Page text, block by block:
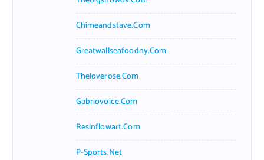
Chimeandstave.com
Greatwallseafoodny.com
Theloverose.com
Gabriovoice.com
Resinflowart.com
P-Sports.net